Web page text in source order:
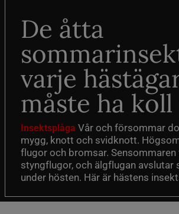
De åtta
varje
måste ha koll
Insektsplåga Vår och försommar
mygg, knott och svidknott.
flugor och bromsar.
styngflugor, och älgflugan avslutar
under hösten. Här är hästens